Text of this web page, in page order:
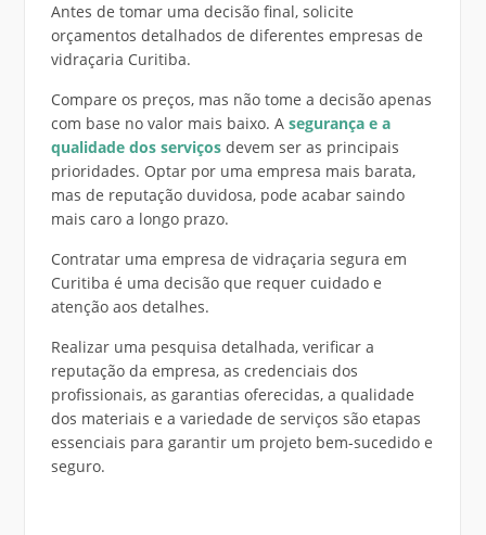
Antes de tomar uma decisão final, solicite
orçamentos detalhados de diferentes empresas de
vidraçaria Curitiba.
Compare os preços, mas não tome a decisão apenas
com base no valor mais baixo. A segurança e a
qualidade dos serviçosdevem ser as principais
prioridades. Optar por uma empresa mais barata,
mas de reputação duvidosa, pode acabar saindo
mais caro a longo prazo.
Contratar uma empresa de vidraçaria segura em
Curitiba é uma decisão que requer cuidado e
atenção aos detalhes.
Realizar uma pesquisa detalhada, verificar a
reputação da empresa, as credenciais dos
profissionais, as garantias oferecidas, a qualidade
dos materiais e a variedade de serviços são etapas
essenciais para garantir um projeto bem-sucedido e
seguro.